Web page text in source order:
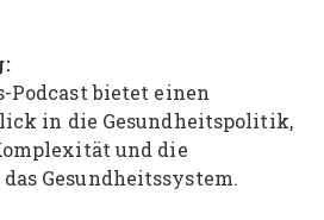
Podcast bietet einen
in die Gesundheitspolitik,
und die
Gesundheitssystem.